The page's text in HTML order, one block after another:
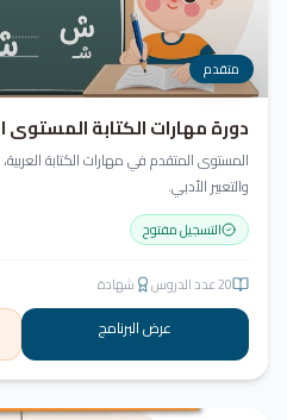
متقدم
دورة مهارات الكتابة المستوى
المستوى المتقدم في مهارات الكتابة العربية،
والتعبير الأدبي.
التسجيل مفتوح
20عدد الدروس شهادة
عرض البرنامج